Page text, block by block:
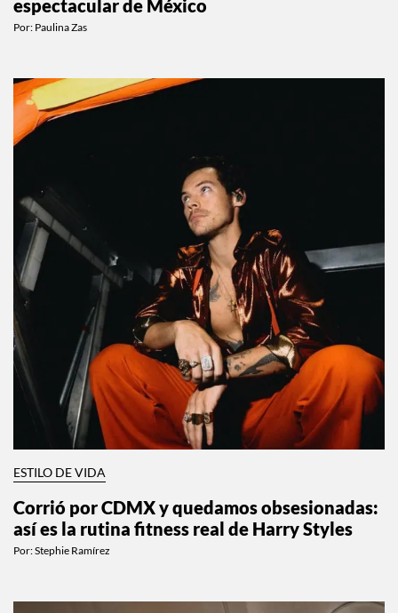
espectacular de México
Por: Paulina Zas
ESTILO DE VIDA
Corrió por CDMX y quedamos obsesionadas:
así es la rutina fitness real de Harry Styles
Por:Stephie Ramírez